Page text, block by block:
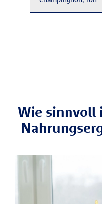
Wie sinnvoll